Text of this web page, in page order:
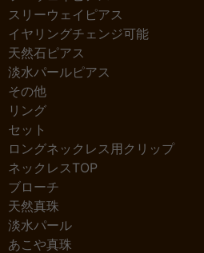
スリーウェイピアス
イヤリングチェンジ可能
天然石ピアス
淡水パールピアス
その他
リング
セット
ロングネックレス用クリップ
ネックレスTOP
ブローチ
天然真珠
淡水パール
あこや真珠